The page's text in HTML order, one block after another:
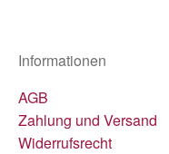
Informationen
AGB
Zahlung und Versand
Widerrufsrecht